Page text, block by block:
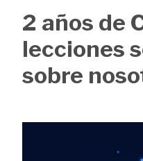
de
ayuda
a
2 años de
lecciones
sobre